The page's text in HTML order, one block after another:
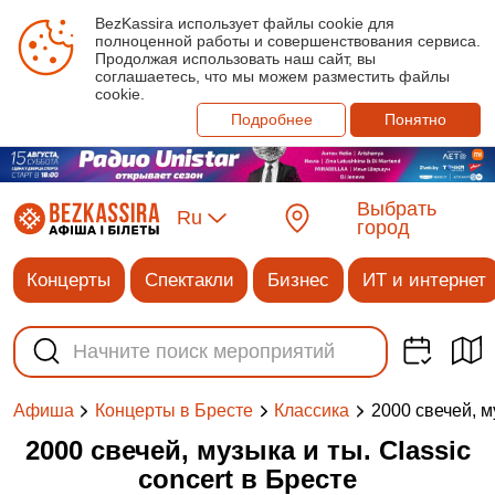
BezKassira использует файлы cookie для
полноценной работы и совершенствования сервиса.
Продолжая использовать наш сайт, вы
соглашаетесь, что мы можем разместить файлы
cookie.
Подробнее
Понятно
Ru
Выбрать
город
Концерты Спектакли Бизнес ИТ и интернет
Афиша Концерты в Бресте Классика 2000 свечей,
2000 свечей, музыка и ты. Classic
concert в Бресте